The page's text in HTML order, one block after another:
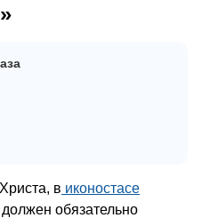
в иконостасе
должен обязательно